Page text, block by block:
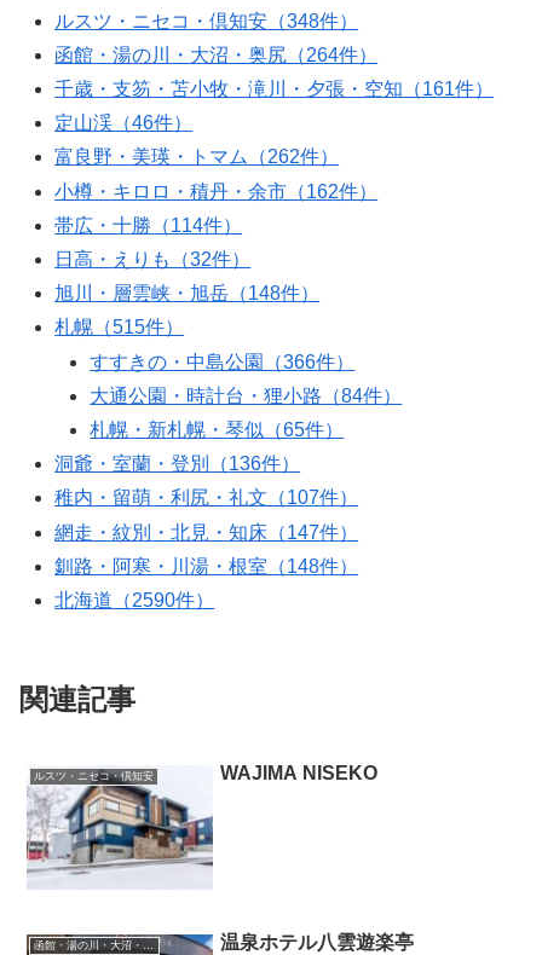
ルスツ・ニセコ・倶知安（348件）
函館・湯の川・大沼・奥尻（264件）
千歳・支笏・苫小牧・滝川・夕張・空知（161件）
定山渓（46件）
富良野・美瑛・トマム（262件）
小樽・キロロ・積丹・余市（162件）
帯広・十勝（114件）
日高・えりも（32件）
旭川・層雲峡・旭岳（148件）
札幌（515件）
すすきの・中島公園（366件）
大通公園・時計台・狸小路（84件）
札幌・新札幌・琴似（65件）
洞爺・室蘭・登別（136件）
稚内・留萌・利尻・礼文（107件）
網走・紋別・北見・知床（147件）
釧路・阿寒・川湯・根室（148件）
北海道（2590件）
関連記事
ルスツ・ニセコ・倶知安 WAJIMA NISEKO
函館・湯の川・大沼・奥尻 温泉ホテル八雲遊楽亭